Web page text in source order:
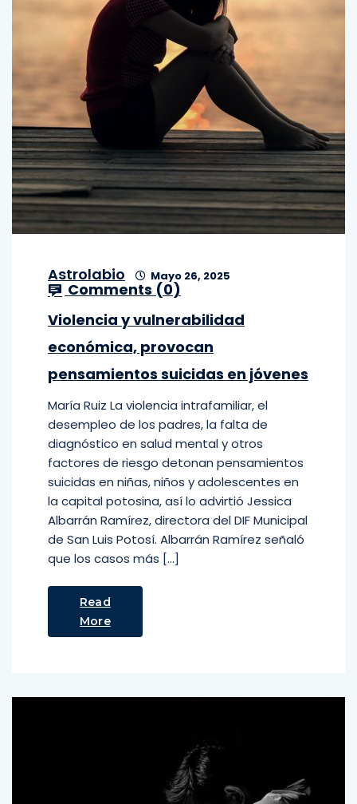
Astrolabio Mayo 26, 2025
Comments (0)
Violencia y vulnerabilidad
económica, provocan
pensamientos suicidas en jóvenes
María Ruiz La violencia intrafamiliar, el
desempleo de los padres, la falta de
diagnóstico en salud mental y otros
factores de riesgo detonan pensamientos
suicidas en niñas, niños y adolescentes en
la capital potosina, así lo advirtió Jessica
Albarrán Ramírez, directora del DIF Municipal
de San Luis Potosí. Albarrán Ramírez señaló
que los casos más […]
Read
More